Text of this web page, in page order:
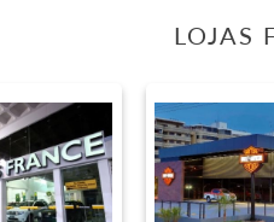
LOJAS